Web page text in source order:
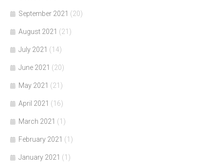
September 2021 (20)
August 2021 (21)
July 2021 (14)
June 2021 (20)
May 2021 (21)
April 2021 (16)
March 2021 (1)
February 2021 (1)
January 2021 (1)